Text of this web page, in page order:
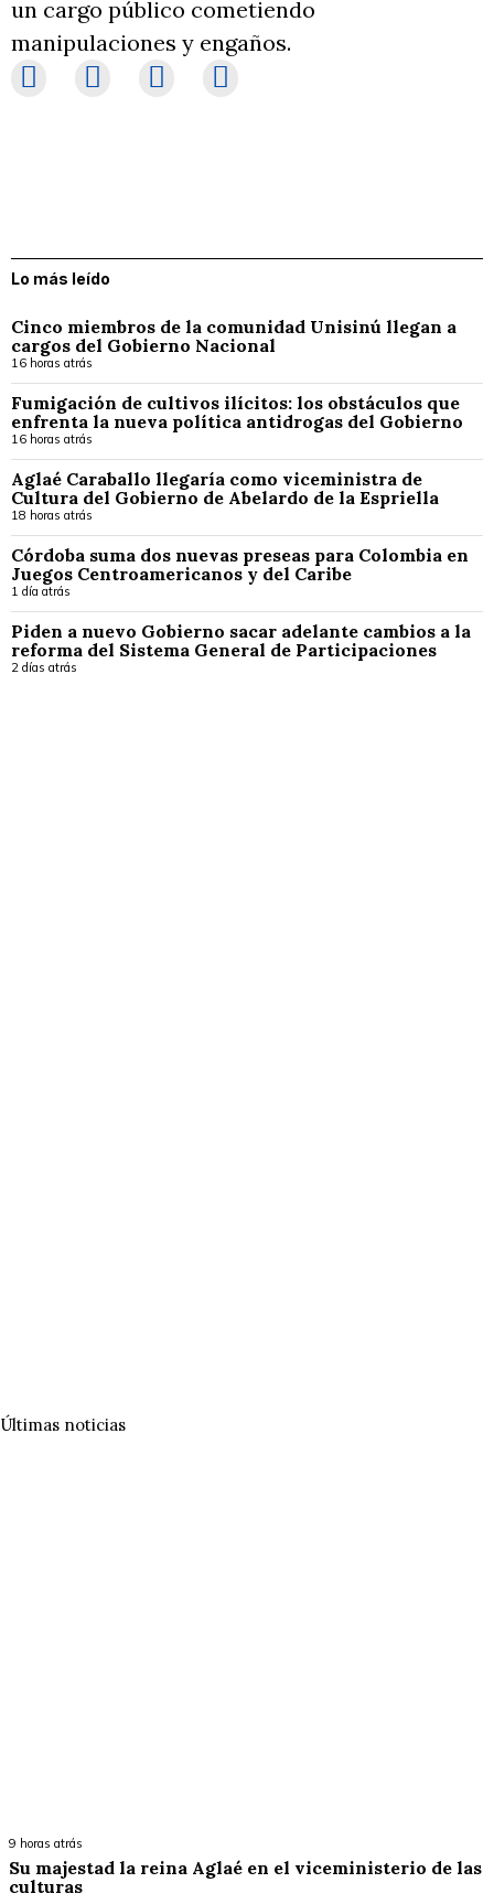
un cargo público cometiendo
manipulaciones y engaños.
Lo más leído
Cinco miembros de la comunidad Unisinú llegan a
cargos del Gobierno Nacional
16 horas atrás
Fumigación de cultivos ilícitos: los obstáculos que
enfrenta la nueva política antidrogas del Gobierno
16 horas atrás
Aglaé Caraballo llegaría como viceministra de
Cultura del Gobierno de Abelardo de la Espriella
18 horas atrás
Córdoba suma dos nuevas preseas para Colombia en
Juegos Centroamericanos y del Caribe
1 día atrás
Piden a nuevo Gobierno sacar adelante cambios a la
reforma del Sistema General de Participaciones
2 días atrás
Últimas noticias
9 horas atrás
Su majestad la reina Aglaé en el viceministerio de las
culturas